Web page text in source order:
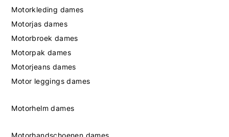
Motorkleding dames
Motorjas dames
Motorbroek dames
Motorpak dames
Motorjeans dames
Motor leggings dames
Motorhelm dames
Motorhandschoenen dames